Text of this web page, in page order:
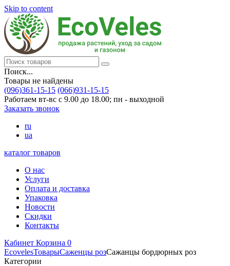
Skip to content
Поиск...
Товары не найдены
(096)361-15-15 (066)931-15-15
Работаем вт-вс с 9.00 до 18.00; пн - выходной
Заказать звонок
ru
ua
каталог товаров
О нас
Услуги
Оплата и доставка
Упаковка
Новости
Скидки
Контакты
Кабинет Корзина 0
EcovelesТоварыСаженцы розСажанцы бордюрных роз
Категории